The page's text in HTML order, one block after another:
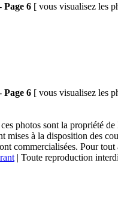
Page 6 [ vous visualisez les
Page 6 [ vous visualisez les
photos sont la propriété
mises à la disposition des
commercialisées. Pour
| Toute reproduction